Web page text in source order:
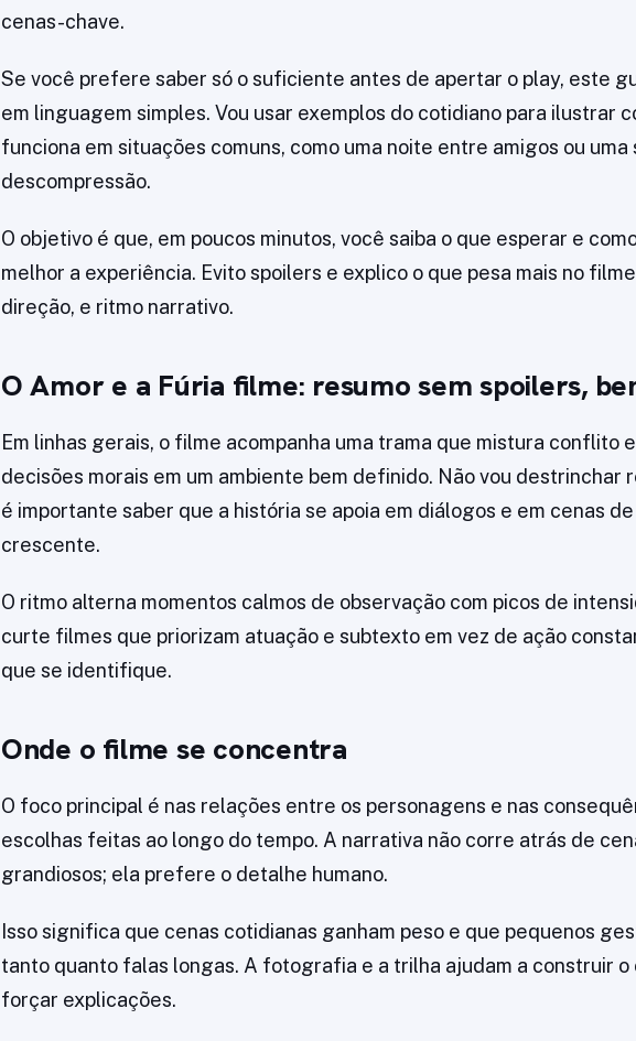
cenas-chave.
Se você prefere saber só o suficiente antes de apertar o play, este
em linguagem simples. Vou usar exemplos do cotidiano para ilustrar
funciona em situações comuns, como uma noite entre amigos ou uma
descompressão.
O objetivo é que, em poucos minutos, você saiba o que esperar e
melhor a experiência. Evito spoilers e explico o que pesa mais no
direção, e ritmo narrativo.
O Amor e a Fúria filme: resumo sem spoilers,
Em linhas gerais, o filme acompanha uma trama que mistura conflito
decisões morais em um ambiente bem definido. Não vou destrinchar
é importante saber que a história se apoia em diálogos e em cenas
crescente.
O ritmo alterna momentos calmos de observação com picos de
curte filmes que priorizam atuação e subtexto em vez de ação
que se identifique.
Onde o filme se concentra
O foco principal é nas relações entre os personagens e nas
escolhas feitas ao longo do tempo. A narrativa não corre atrás de
grandiosos; ela prefere o detalhe humano.
Isso significa que cenas cotidianas ganham peso e que pequenos
tanto quanto falas longas. A fotografia e a trilha ajudam a construir o
forçar explicações.